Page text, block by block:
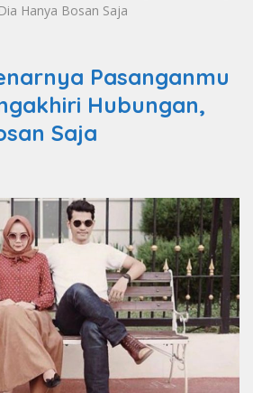
Hanya Bosan Saja
Pasanganmu
Hubungan,
Saja